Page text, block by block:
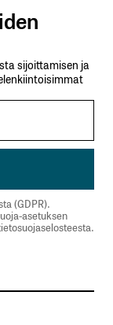
sijoittamisen ja
(GDPR).
asetuksen